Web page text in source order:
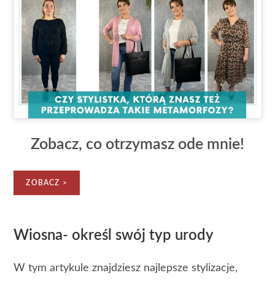
Zobacz, co otrzymasz ode mnie!
ZOBACZ >
Wiosna- określ swój typ urody
W tym artykule znajdziesz najlepsze stylizacje,